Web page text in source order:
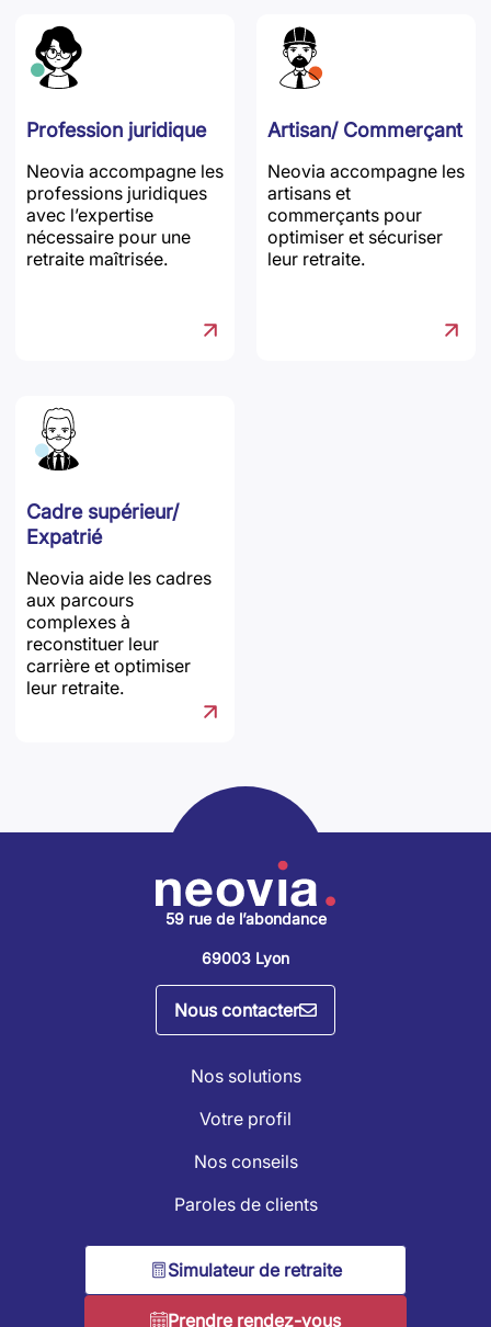
Profession juridique
Neovia accompagne les
professions juridiques
avec l’expertise
nécessaire pour une
retraite maîtrisée.
Artisan/ Commerçant
Neovia accompagne les
artisans et
commerçants pour
optimiser et sécuriser
leur retraite.
Cadre supérieur/
Expatrié
Neovia aide les cadres
aux parcours
complexes à
reconstituer leur
carrière et optimiser
leur retraite.
59 rue de l’abondance
69003 Lyon
Nous contacter
Nos solutions
Votre profil
Nos conseils
Paroles de clients
Simulateur de retraite
Prendre rendez-vous